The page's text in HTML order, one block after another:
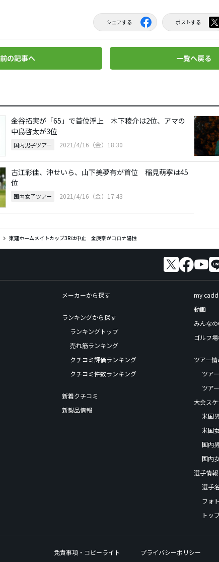
シェアする ポストする
前の記事へ 一覧へ戻る
金谷拓実が「65」で首位浮上 木下稜介は2位、アマの
中島啓太が3位
国内男子ツアー 2021/4/16（金）18:30
古江彩佳、沖せいら、山下美夢有が首位 稲見萌寧は45
位
国内女子ツアー 2021/4/16（金）17:43
東建ホームメイトカップ3Rは中止 金庚泰がコロナ陽性
メーカーから探す
ランキングから探す
ランキングトップ
売れ筋ランキング
クチコミ評価ランキング
クチコミ件数ランキング
新着クチコミ
新製品情報
my
動画
みんな
ゴルフ
ツアー
ツア
ツア
大会ス
米国
米国
国内
国内
選手情報
選手
フォ
トッ
免責事項・コピーライト プライバシーポリシー